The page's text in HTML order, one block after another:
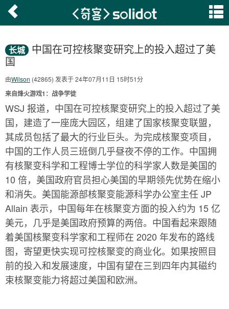
长城
中国在可控核聚变研究上的投入超过了美
国
由Wilson (42865) 发表于 24年07月11日 15时51分
来自烽火游戏1：战争学徒
WSJ 报道，中国在可控核聚变研究上的投入超过了美
国，建造了一座庞大园区，组建了国家核聚变联盟，
其成员包括了最大的行业巨头。为完成核聚变项目，
中国的工作人员三班倒几乎昼夜不停的工作。中国拥
有核聚变科学和工程博士学位的科学家人数是美国的
10 倍，美国政府官员担心美国的早期领先优势在缩小
和消失。美国能源部核聚变能源科学办公室主任 JP
Allain 表示，中国每年在核聚变方面的投入约为 15 亿
美元，几乎是美国政府预算的两倍。中国看起来跟随
着美国核聚变科学家和工程师在 2020 年发布的路线
图，寄望更快实现可控核聚变的商业化。如果按照目
前的投入和发展速度，中国有望在三到四年内其磁约
束核聚变能力将超过美国和欧洲。